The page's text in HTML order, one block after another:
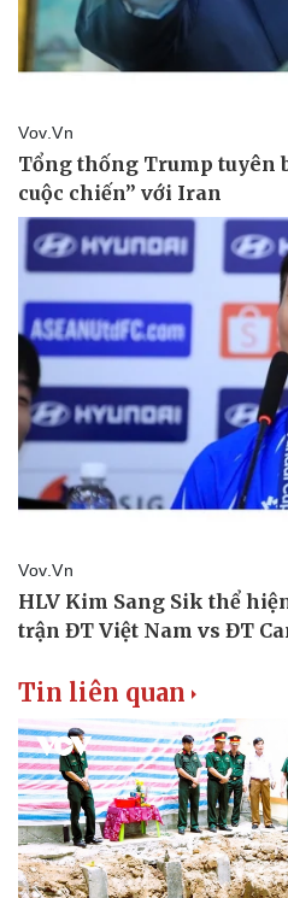
Bóng đá
Lịch thi đấu bóng đá
Thế giới thể thao
Tin liên quan